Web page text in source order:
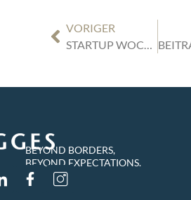
VORIGER
STARTUP WOCHE | 04.06.2024 | 18 – 20:30 UHR | „STARTUPSHEROES – ERFOLGSSTORIES & EMPOWERMENT“
BEYOND BORDERS,
BEYOND EXPECTATIONS.